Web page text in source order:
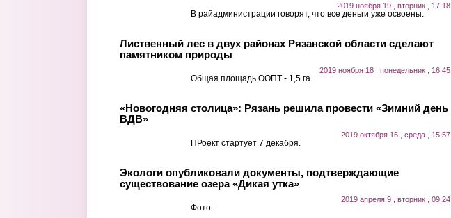
2019 ноября 19 , вторник , 17:18
В райадминистрации говорят, что все деньги уже освоены.
Лиственный лес в двух районах Рязанской области сделают
памятником природы
2019 ноября 18 , понедельник , 16:45
Общая площадь ООПТ - 1,5 га.
«Новогодняя столица»: Рязань решила провести «Зимний день
ВДВ»
2019 октября 16 , среда , 15:57
ПРоект стартует 7 декабря.
Экологи опубликовали документы, подтверждающие
существование озера «Дикая утка»
2019 апреля 9 , вторник , 09:24
Фото.